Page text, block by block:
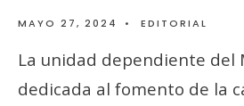
MAYO 27, 2024 • EDITORIAL
La unidad dependiente del
dedicada al fomento de la